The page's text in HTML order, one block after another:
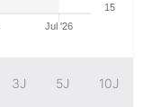
Jul '26
15
3J 5J 10J